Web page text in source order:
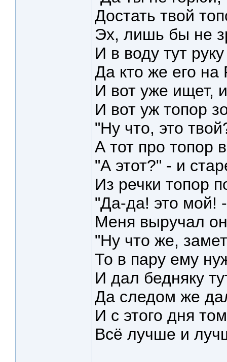
Достать твой
Эх, лишь бы не
И в воду тут
Да кто же его на
И вот уже ищет,
И вот уж топор
"Ну что, это
А тот про топор
"А этот?" - и
Из речки топор
"Да-да! это мой!
Меня выручал
"Ну что же,
То в пару ему
И дал бедняку
Да следом же
И с этого дня
Всё лучше и